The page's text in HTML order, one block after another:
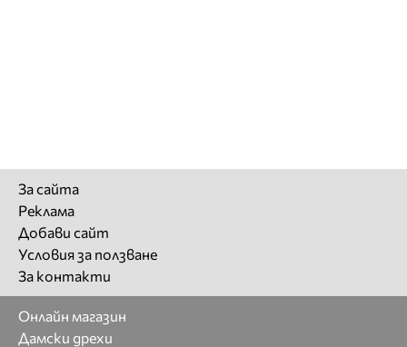
За сайта
Реклама
Добави сайт
Условия за ползване
За контакти
Онлайн магазин
Дамски дрехи